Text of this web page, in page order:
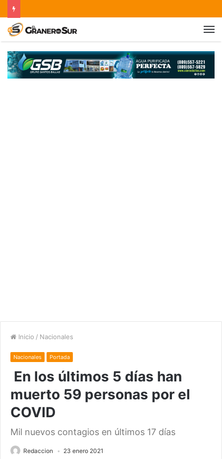
Inicio / Nacionales
Nacionales Portada
En los últimos 5 días han
muerto 59 personas por el
COVID
Mil nuevos contagios en últimos 17 días
Redaccion 23 enero 2021